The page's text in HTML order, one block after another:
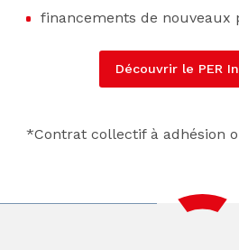
financements de nouveaux
Découvrir le PER
*Contrat collectif à adhésion